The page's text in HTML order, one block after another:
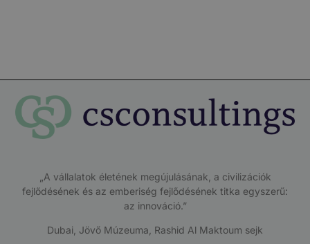
„A vállalatok életének megújulásának, a civilizációk
fejlődésének és az emberiség fejlődésének titka egyszerű:
az innováció.”
Dubai, Jövő Múzeuma, Rashid Al Maktoum sejk